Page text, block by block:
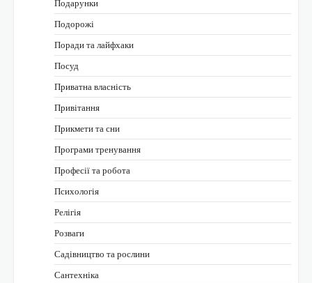
Подарунки
Подорожі
Поради та лайфхаки
Посуд
Приватна власність
Привітання
Прикмети та сни
Програми тренування
Професії та робота
Психологія
Релігія
Розваги
Садівництво та рослини
Сантехніка